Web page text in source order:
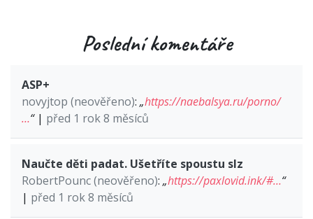
Poslední komentáře
ASP+
novyjtop (neověřeno): „https://naebalsya.ru/porno/
…“| před 1 rok 8 měsíců
Naučte děti padat. Ušetříte spoustu slz
RobertPounc (neověřeno): „https://paxlovid.ink/#…“
| před 1 rok 8 měsíců